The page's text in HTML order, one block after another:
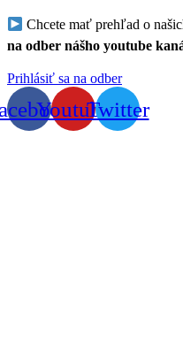
Chcete mať prehľad o
na odber nášho youtube
Prihlásiť sa na odber
YoutubeTwitter